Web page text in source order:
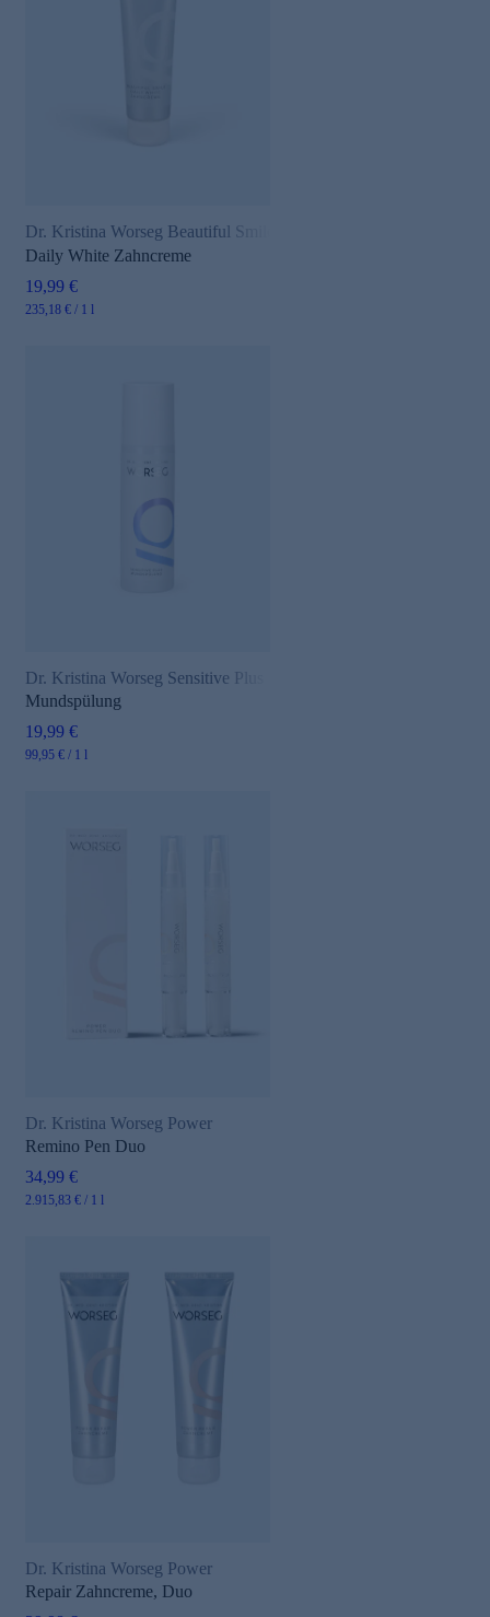
Dr. Kristina Worseg Beautiful Smile
Daily White Zahncreme
19,99 €
235,18 € / 1 l
Dr. Kristina Worseg Sensitive Plus
Mundspülung
19,99 €
99,95 € / 1 l
Dr. Kristina Worseg Power
Remino Pen Duo
34,99 €
2.915,83 € / 1 l
Dr. Kristina Worseg Power
Repair Zahncreme, Duo